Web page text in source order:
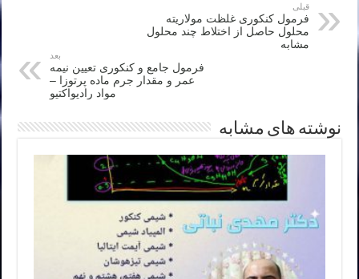
قبلی
فرمول کنکوری غلظت مولاریته
محلول حاصل از اختلاط چند محلول
مشابه
بعد
فرمول جامع و کنکوری تعیین نیمه
عمر و مقدار جرم ماده پرتوزا –
مواد رادیواکتیو
نوشته های مشابه